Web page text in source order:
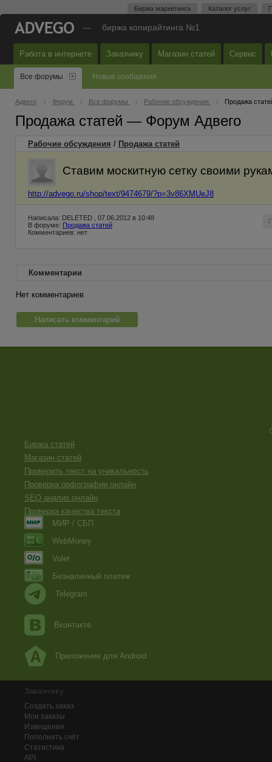
Биржа маркетинга Каталог услуг
— биржа копирайтинга №1
Работа в интернете Заказчику Магазин статей Сервис
Все форумы Новые сообщения
Адвего Форум Все форумы Рабочие обсуждения Продажа
Продажа статей — Форум Адвего
Рабочие обсуждения / Продажа статей
Ставим москитную сетку своими
http://advego.ru/shop/text/9474679/?p=3v86XMUeJ8
Написала: DELETED , 07.06.2012 в 10:48
В форуме: Продажа статей
Комментариев: нет
Комментарии
Нет комментариев
Написать комментарий
Биржа статей
Магазин статей
Проверить текст на уникальность
Проверка орфографии онлайн
SEO анализ онлайн
Проверка качества текста
МИР / СБП
WebMoney
Volet
Безналичный платеж
Telegram
Вконтакте
Приложение для Android
Заказчику
Создать заказ
Мои заказы
Извещения
Пополнить счёт
Статистика
API